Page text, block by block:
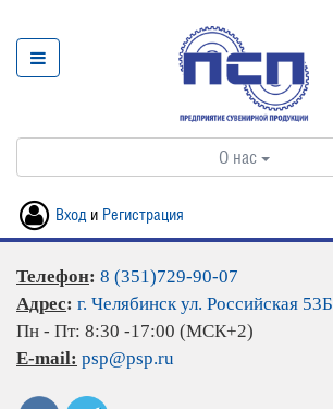
О нас
Вход и Регистрация
Телефон: 8 (351)729-90-07
Адрес: г. Челябинск ул. Российская 53Б
Пн - Пт: 8:30 -17:00 (МСК+2)
E-mail: psp@psp.ru